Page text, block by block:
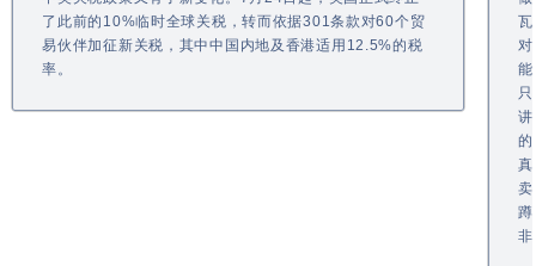
了此前的10%临时全球关税，转而依据301条款对60个贸
易伙伴加征新关税，其中中国内地及香港适用12.5%的税
率。
瓦
对
能
讲
的
真
卖
蹲
非